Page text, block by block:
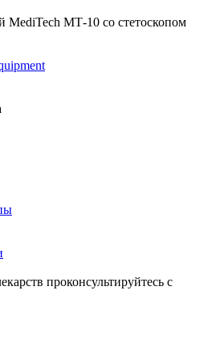
MediTech МТ-10 со стетоскопом
проконсультируйтесь с